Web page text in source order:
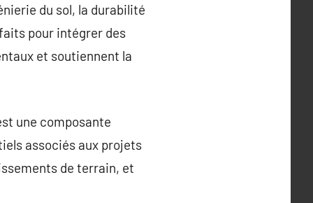
du sol, la durabilité
pour intégrer des
et soutiennent la
une composante
associés aux projets
de terrain, et